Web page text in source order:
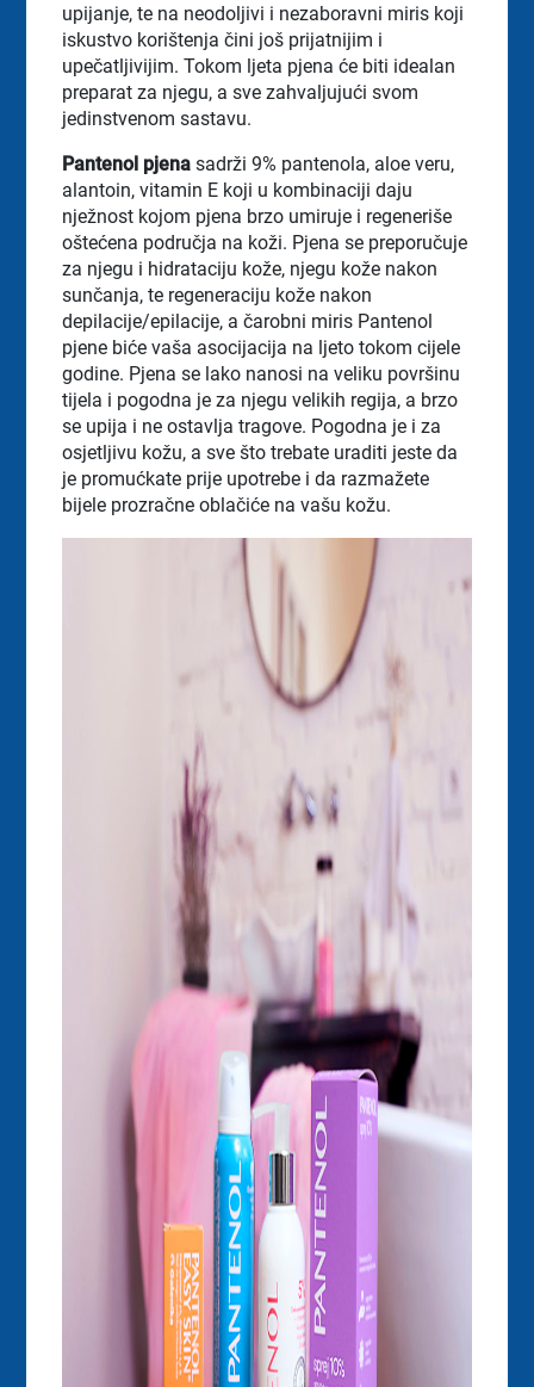
upijanje, te na neodoljivi i nezaboravni miris koji
iskustvo korištenja čini još prijatnijim i
upečatljivijim. Tokom ljeta pjena će biti idealan
preparat za njegu, a sve zahvaljujući svom
jedinstvenom sastavu.
Pantenol pjena sadrži 9% pantenola, aloe veru,
alantoin, vitamin E koji u kombinaciji daju
nježnost kojom pjena brzo umiruje i regeneriše
oštećena područja na koži. Pjena se preporučuje
za njegu i hidrataciju kože, njegu kože nakon
sunčanja, te regeneraciju kože nakon
depilacije/epilacije, a čarobni miris Pantenol
pjene biće vaša asocijacija na ljeto tokom cijele
godine. Pjena se lako nanosi na veliku površinu
tijela i pogodna je za njegu velikih regija, a brzo
se upija i ne ostavlja tragove. Pogodna je i za
osjetljivu kožu, a sve što trebate uraditi jeste da
je promućkate prije upotrebe i da razmažete
bijele prozračne oblačiće na vašu kožu.